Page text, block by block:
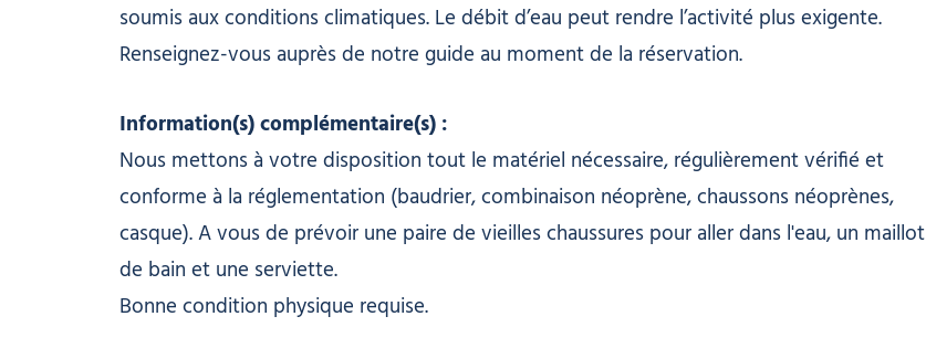
soumis aux conditions climatiques. Le débit d’eau peut rendre l’activité plus exigente.
Renseignez-vous auprès de notre guide au moment de la réservation.
Information(s) complémentaire(s) :
Nous mettons à votre disposition tout le matériel nécessaire, régulièrement vérifié et
conforme à la réglementation (baudrier, combinaison néoprène, chaussons néoprènes,
casque). A vous de prévoir une paire de vieilles chaussures pour aller dans l'eau, un maillot
de bain et une serviette.
Bonne condition physique requise.